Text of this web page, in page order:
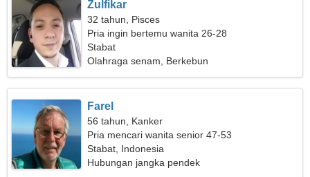
Zulfikar
32 tahun, Pisces
Pria ingin bertemu wanita 26-28
Stabat
Olahraga senam, Berkebun
Farel
56 tahun, Kanker
Pria mencari wanita senior 47-53
Stabat, Indonesia
Hubungan jangka pendek